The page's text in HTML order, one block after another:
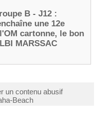
B - J12 :
une 12e
cartonne, le bon
MARSSAC
un contenu abusif
Beach